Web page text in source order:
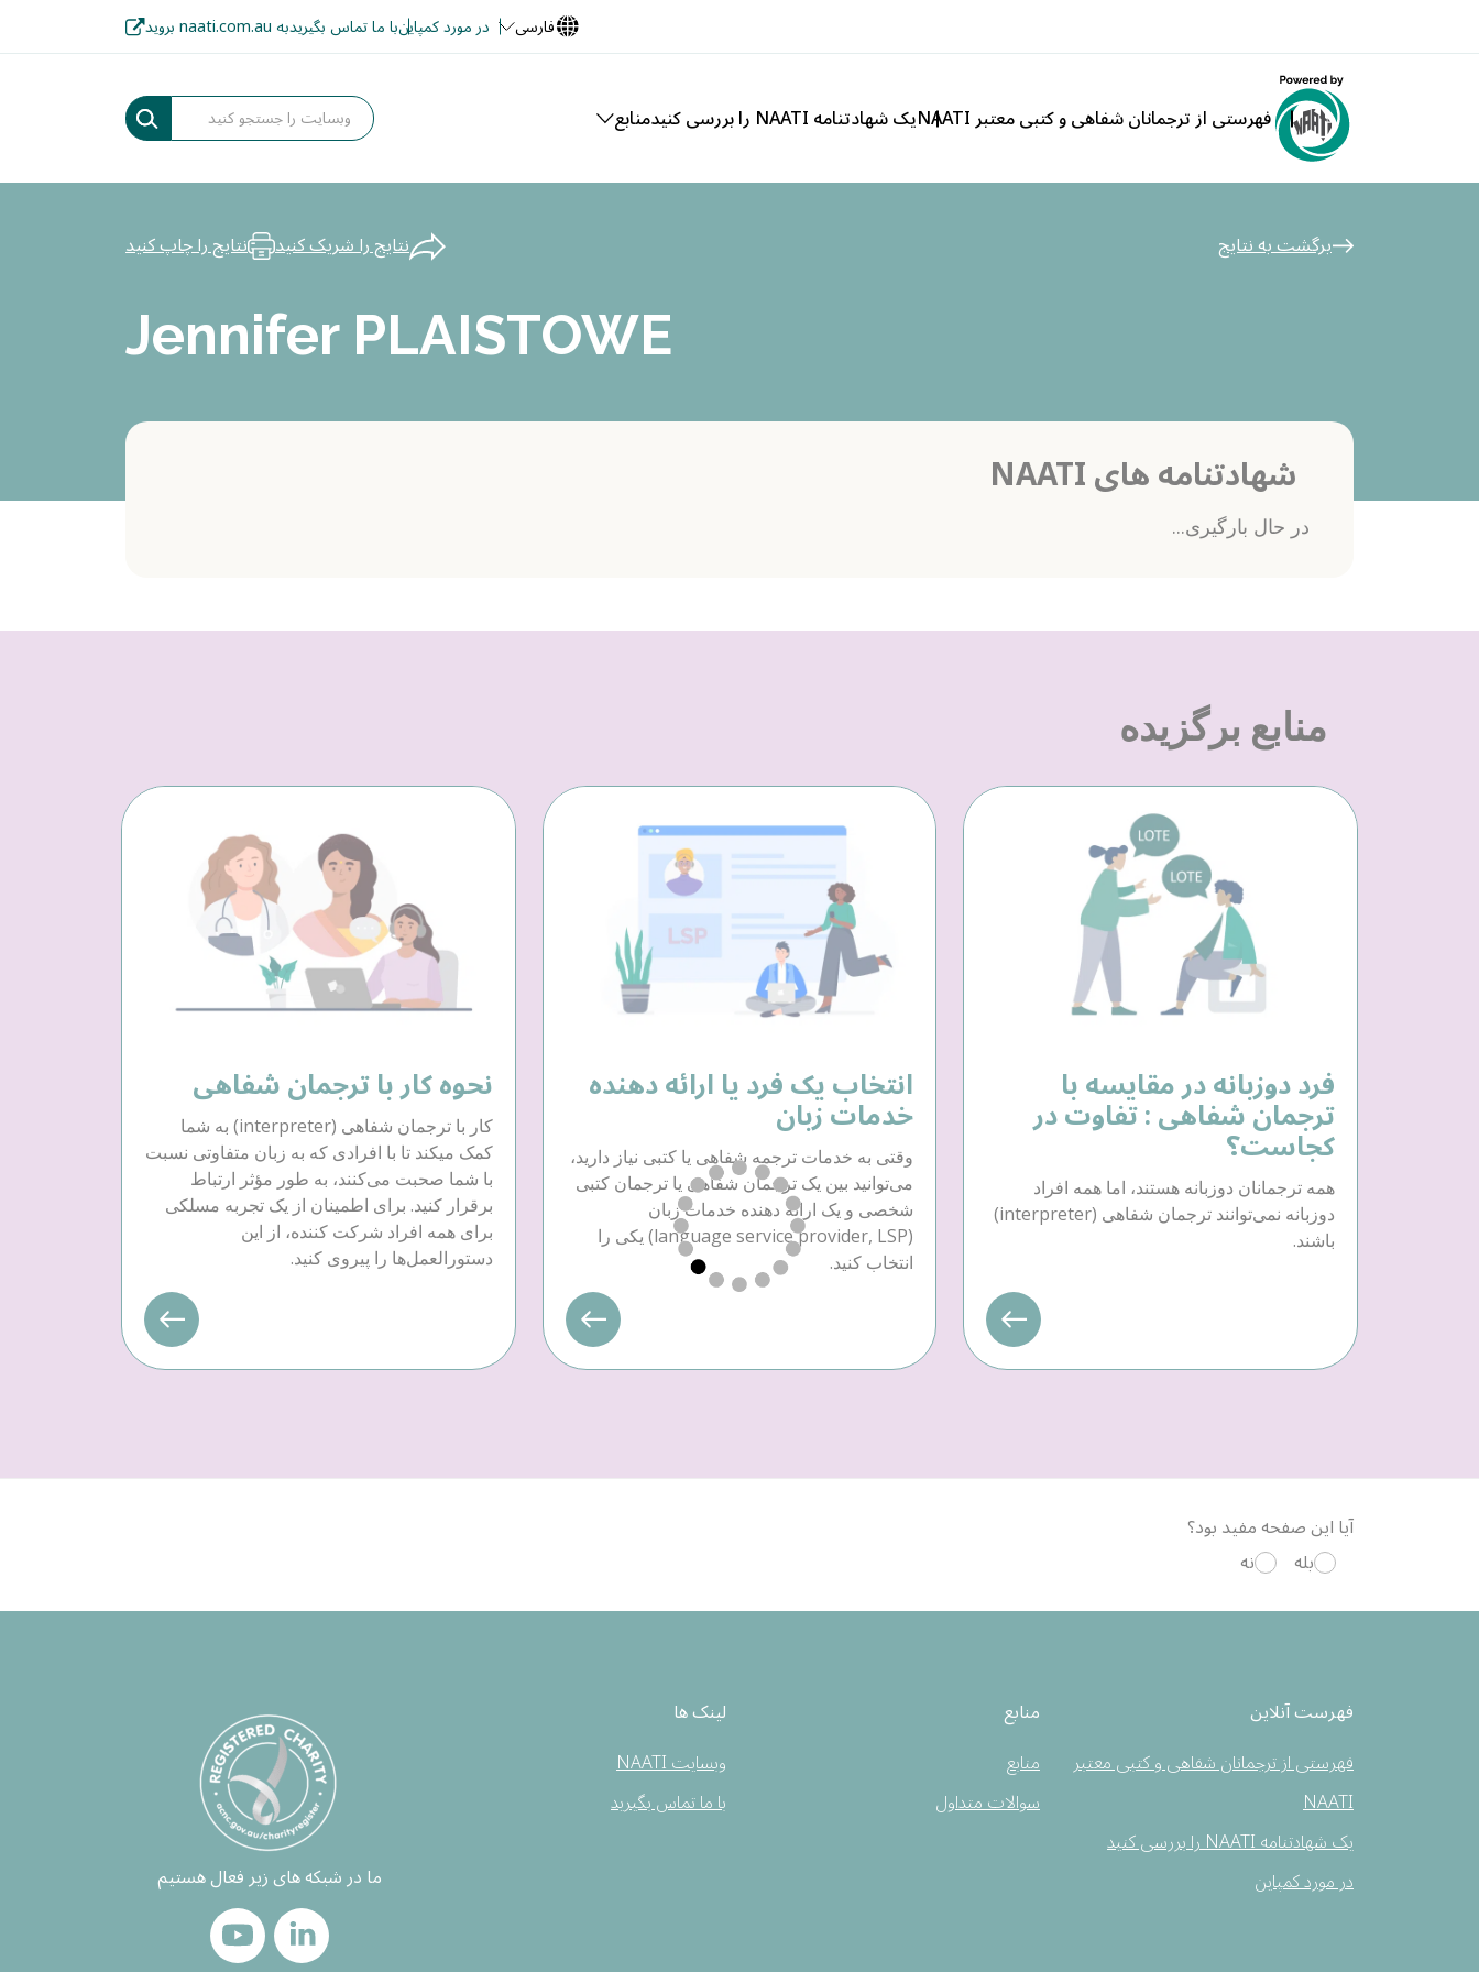
فارسی در مورد کمپاینبا ما تماس بگیریدبه naati.com.au بروید
فهرستی از ترجمانان شفاهی و کتبی معتبر NAATI یک شهادتنامه NAATI را بررسی کنید منابع
برگشت به نتایج نتایج را شریک کنید نتایج را چاپ کنید
Jennifer PLAISTOWE
شهادتنامه های NAATI
در حال بارگیری...
منابع برگزیده
فرد دوزبانه در مقایسه با
ترجمان شفاهی : تفاوت در
کجاست؟
همه ترجمانان دوزبانه هستند، اما همه افراد
دوزبانه نمی‌توانند ترجمان شفاهی (interpreter)
باشند.
انتخاب یک فرد یا ارائه دهنده
خدمات زبان
وقتی به خدمات ترجمه شفاهی یا کتبی نیاز دارید،
می‌توانید بین یک ترجمان شفاهی یا ترجمان کتبی
شخصی و یک ارائه دهنده خدمات زبان
(language service provider, LSP) یکی را
انتخاب کنید.
نحوه کار با ترجمان شفاهی
کار با ترجمان شفاهی (interpreter) به شما
کمک میکند تا با افرادی که به زبان متفاوتی نسبت
با شما صحبت می‌کنند، به طور مؤثر ارتباط
برقرار کنید. برای اطمینان از یک تجربه مسلکی
برای همه افراد شرکت کننده، از این
دستورالعمل‌ها را پیروی کنید.
آیا این صفحه مفید بود؟
بله
نه
فهرست آنلاین
فهرستی از ترجمانان شفاهی و کتبی معتبر
NAATI
یک شهادتنامه NAATI را بررسی کنید
در مورد کمپاین
منابع
منابع
سوالات متداول
لینک ها
وبسایت NAATI
با ما تماس بگیرید
ما در شبکه های زیر فعال هستیم